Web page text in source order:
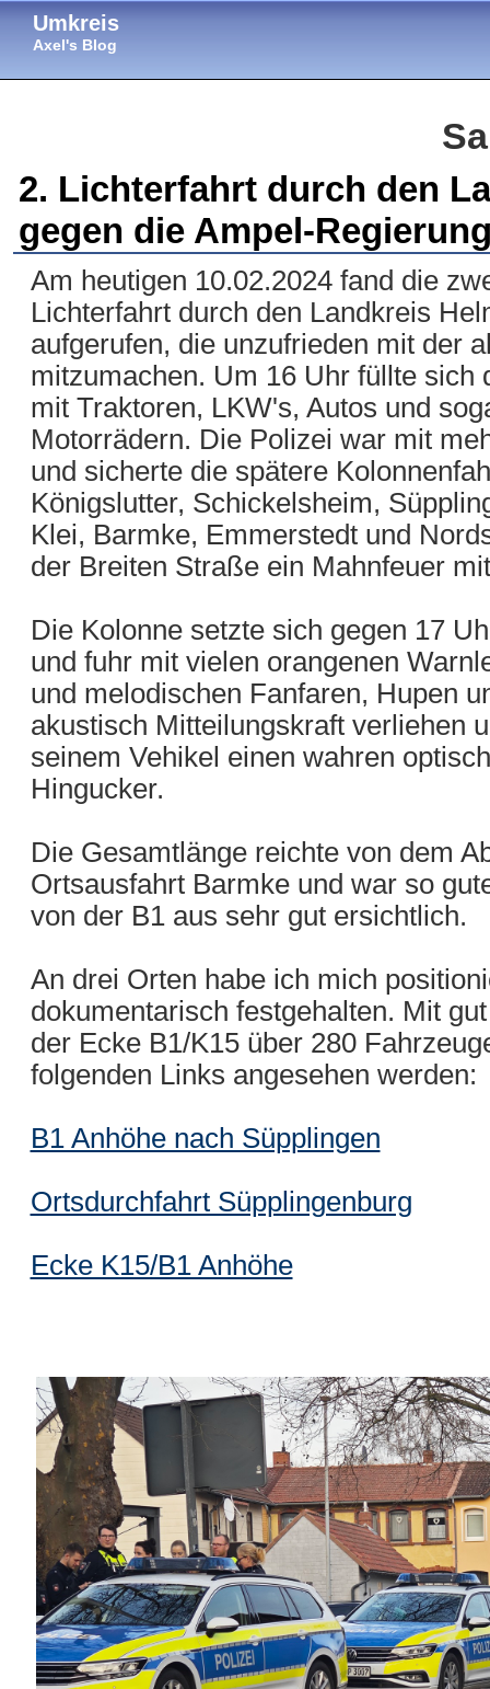
Umkreis
Axel's Blog
2. Lichterfahrt durch den
gegen die Ampel-
Am heutigen 10.02.2024 fand die
Lichterfahrt durch den Landkreis
aufgerufen, die unzufrieden mit der
mitzumachen. Um 16 Uhr füllte sich
mit Traktoren, LKW's, Autos und
Motorrädern. Die Polizei war mit
und sicherte die spätere
Königslutter, Schickelsheim,
Klei, Barmke, Emmerstedt und
der Breiten Straße ein Mahnfeuer
Die Kolonne setzte sich gegen 17
und fuhr mit vielen orangenen
und melodischen Fanfaren, Hupen
akustisch Mitteilungskraft verliehen
seinem Vehikel einen wahren
Hingucker.
Die Gesamtlänge reichte von dem
Ortsausfahrt Barmke und war so
von der B1 aus sehr gut ersichtlich.
An drei Orten habe ich mich
dokumentarisch festgehalten. Mit
der Ecke B1/K15 über 280
folgenden Links angesehen werden:
B1 Anhöhe nach Süpplingen
Ortsdurchfahrt Süpplingenburg
Ecke K15/B1 Anhöhe